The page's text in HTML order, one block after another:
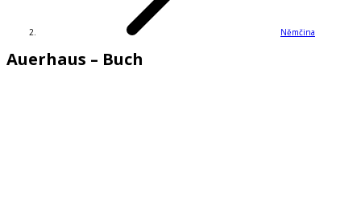
Němčina
Auerhaus – Buch